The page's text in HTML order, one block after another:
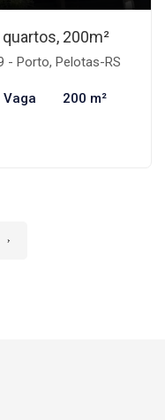
200m²
- Porto, Pelotas-RS
Vaga 200 m²
›